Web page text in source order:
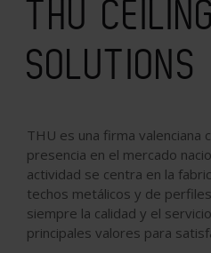
THU CEILING
SOLUTIONS
THU es una firma valenciana
presencia en el mercado
actividad se centra en la
techos metálicos y de
siempre la calidad y el
principales valores para